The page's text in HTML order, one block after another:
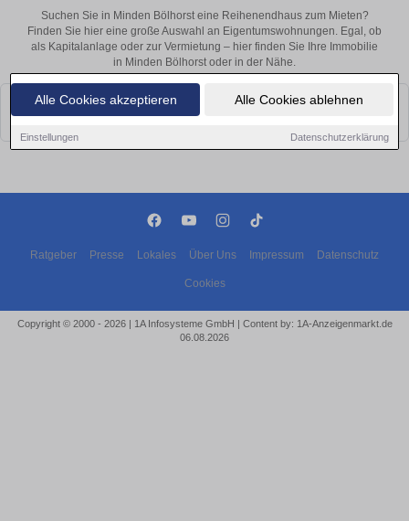
Alle Cookies akzeptieren Alle Cookies ablehnen
Einstellungen Datenschutzerklärung
Suchen Sie in Minden Bölhorst eine Reihenendhaus zum Mieten?
Finden Sie hier eine große Auswahl an Eigentumswohnungen. Egal, ob
als Kapitalanlage oder zur Vermietung – hier finden Sie Ihre Immobilie
in Minden Bölhorst oder in der Nähe.
Leider konnten wir derzeit keine passenden Objekte finden. Schauen Sie
bald wieder vorbei!
Ratgeber Presse Lokales Über Uns Impressum Datenschutz
Cookies
Copyright © 2000 - 2026 | 1A Infosysteme GmbH | Content by: 1A-Anzeigenmarkt.de
06.08.2026